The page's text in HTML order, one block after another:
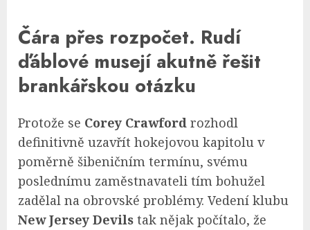
Čára přes rozpočet. Rudí
ďáblové musejí akutně řešit
brankářskou otázku
Protože se Corey Crawford rozhodl
definitivně uzavřít hokejovou kapitolu v
poměrně šibeničním termínu, svému
poslednímu zaměstnavateli tím bohužel
zadělal na obrovské problémy. Vedení klubu
New Jersey Devils tak nějak počítalo, že